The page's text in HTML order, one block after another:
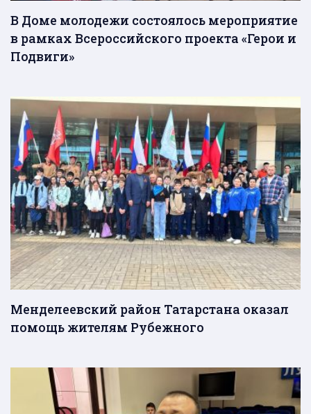
В Доме молодежи состоялось мероприятие
в рамках Всероссийского проекта «Герои и
Подвиги»
Менделеевский район Татарстана оказал
помощь жителям Рубежного